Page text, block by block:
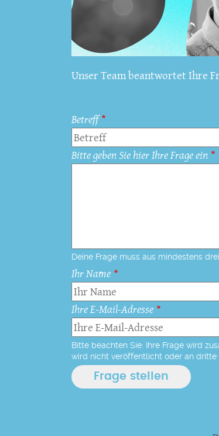
Unser Team beantwortet Ihre
Betreff
Bitte geben Sie hier Ihre Frage ein
Deine Frage muss aus mindestens
Ihr Name
Ihre E-Mail-Adresse
Bitte beachten Sie: Ihre Frage wird
wird nicht veröffentlicht oder an dritte